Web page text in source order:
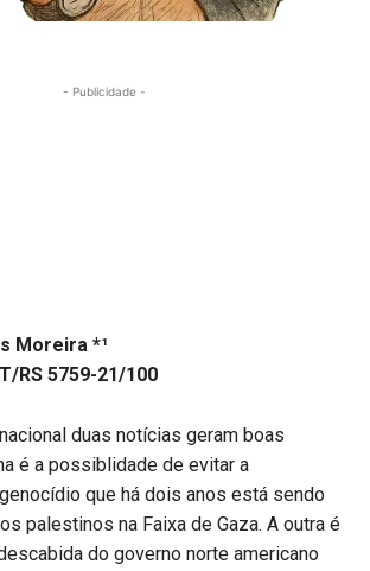
- Publicidade -
Moreira *¹
RS 5759-21/100
duas notícias geram boas
é a possiblidade de evitar a
que há dois anos está sendo
palestinos na Faixa de Gaza. A outra é
do governo norte americano